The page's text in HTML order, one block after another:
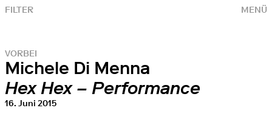
MENÜ
FILTER
VORBEI
Michele Di Menna
Hex Hex – Performance
16. Juni 2015